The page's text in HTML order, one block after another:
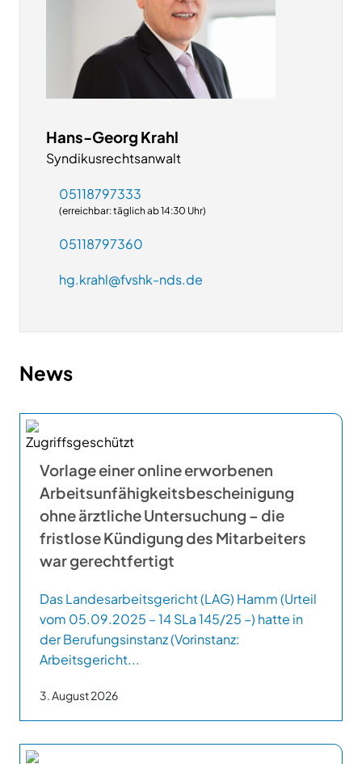
Hans-Georg Krahl
Syndikusrechtsanwalt
05118797333
(erreichbar: täglich ab 14:30 Uhr)
05118797360
hg.krahl@fvshk-nds.de
News
Vorlage einer online erworbenen
Arbeitsunfähigkeitsbescheinigung
ohne ärztliche Untersuchung – die
fristlose Kündigung des Mitarbeiters
war gerechtfertigt
Das Landesarbeitsgericht (LAG) Hamm (Urteil
vom 05.09.2025 – 14 SLa 145/25 –) hatte in
der Berufungsinstanz (Vorinstanz:
Arbeitsgericht...
3. August 2026